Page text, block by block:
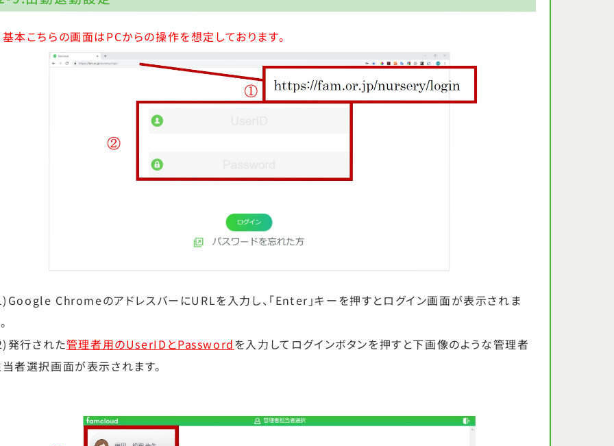
本こちらの画面はPCからの操作を想定しております。
ChromeのアドレスバーにURLを入力し、「Enter」キーを押すとログイン画面が表示されま
発行された管理者用のUserIDとPasswordを入力してログインボタンを押すと下画像のような管理者
者選択画面が表示されます。